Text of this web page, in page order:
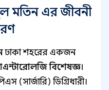
মতিন এর জীবনী
ঢাকা শহরের একজন
বিশেষজ্ঞ।
(সার্জারি) ডিগ্রিধারী।